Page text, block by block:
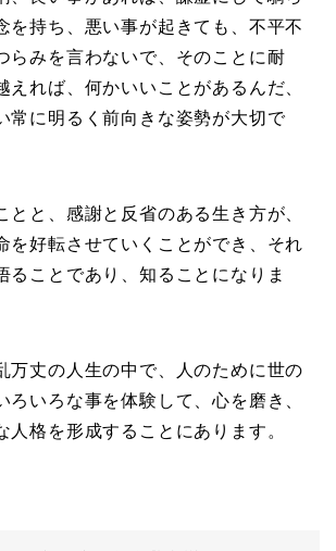
を持ち、悪い事が起きても、不平不
らみを言わないで、そのことに耐
えれば、何かいいことがあるんだ、
常に明るく前向きな姿勢が大切で
とと、感謝と反省のある生き方が、
を好転させていくことができ、それ
ることであり、知ることになりま
万丈の人生の中で、人のために世の
ろいろな事を体験して、心を磨き、
人格を形成することにあります。